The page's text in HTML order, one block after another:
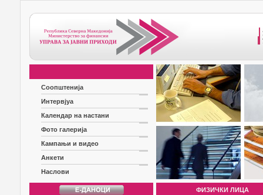
Соопштенија
Интервјуа
Календар на настани
Фото галерија
Кампањи и видео
Анкети
Наслови
ФИЗИЧКИ ЛИЦА